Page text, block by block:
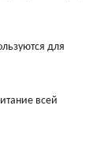
для
всей